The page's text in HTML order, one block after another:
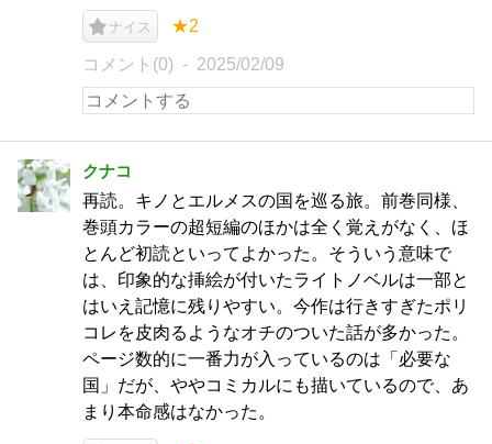
ナイス ★2
コメント(0) 2025/02/09
クナコ
再読。キノとエルメスの国を巡る旅。前巻同様、
巻頭カラーの超短編のほかは全く覚えがなく、ほ
とんど初読といってよかった。そういう意味で
は、印象的な挿絵が付いたライトノベルは一部と
はいえ記憶に残りやすい。今作は行きすぎたポリ
コレを皮肉るようなオチのついた話が多かった。
ページ数的に一番力が入っているのは「必要な
国」だが、ややコミカルにも描いているので、あ
まり本命感はなかった。